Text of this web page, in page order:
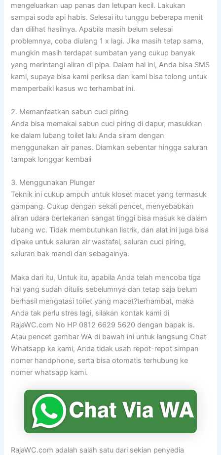
mengeluarkan uap panas dan letupan kecil. Lakukan
sampai soda api habis. Selesai itu tunggu beberapa menit
dan dilihat hasilnya. Apabila masih belum selesai
problemnya, coba diulang 1 x lagi. Jika masih tetap sama,
mungkin masih terdapat sumbatan yang cukup banyak
yang merintangi aliran di pipa. Dalam hal ini, Anda bisa SMS
kami, supaya bisa kami periksa dan kami bisa tolong untuk
memperbaiki kasus wc terhambat ini.
2. Memanfaatkan sabun cuci piring
Anda bisa memakai sabun cuci piring di dapur, masukkan
ke dalam lubang toilet lalu Anda siram dengan
menggunakan air panas. Diamkan sebentar hingga saluran
tampak longgar kembali
3. Menggunakan Plunger
Teknik ini cukup ampuh untuk kloset macet yang termasuk
gampang. Cukup dengan sekali pencet, menyebabkan
aliran udara bertekanan sangat tinggi bisa masuk ke dalam
lubang wc. Tidak membutuhkan listrik, dan alat ini juga bisa
dipake untuk saluran air wastafel, saluran cuci piring,
saluran bak mandi dan sebagainya.
Maka dari itu, Untuk itu, apabila Anda telah mencoba tiga
hal yang sudah ditulis sebelumnya dan tetap saja belum
berhasil mengatasi toilet yang macet?terhambat, maka
Anda tak perlu stres lagi, silakan kontak kami di
RajaWC.com No HP 0812 6629 5620 dengan bapak is.
Atau pencet gambar WA di bawah ini untuk langsung Chat
Whatsapp ke kami, Anda tidak usah repot-repot simpan
nomer handphone, serta bisa otomatis terhubung ke
nomer whatsapp kami.
RajaWC.com adalah salah satu dari sekian penyedia